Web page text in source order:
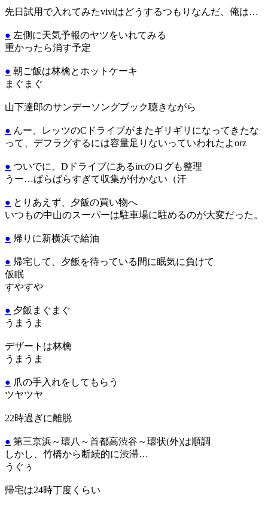
先日試用で入れてみたviviはどうするつもりなんだ、俺は…
● 左側に天気予報のヤツをいれてみる
重かったら消す予定
● 朝ご飯は林檎とホットケーキ
まぐまぐ
山下達郎のサンデーソングブック聴きながら
● んー、レッツのCドライブがまたギリギリになってきたな
って、デフラグするには容量足りないっていわれたよorz
● ついでに、Dドライブにあるircのログも整理
うー…ばらばらすぎて収集が付かない（汗
● とりあえず、夕飯の買い物へ
いつもの中山のスーパーは駐車場に駐めるのが大変だった。
● 帰りに新横浜で給油
● 帰宅して、夕飯を待っている間に眠気に負けて
仮眠
すやすや
● 夕飯まぐまぐ
うまうま
デザートは林檎
うまうま
● 爪の手入れをしてもらう
ツヤツヤ
22時過ぎに離脱
● 第三京浜～環八～首都高渋谷～環状(外)は順調
しかし、竹橋から断続的に渋滞…
うぐぅ
帰宅は24時丁度くらい